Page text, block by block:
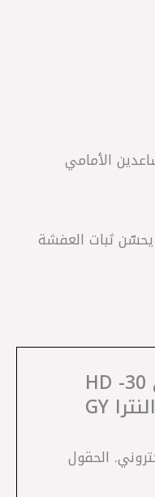
الأمامي
يحسّن ثبات العفشة
كن أول من يقيم “‎اي 30- HD‎
طقم بطاحات امامي النترا GY
الحقول